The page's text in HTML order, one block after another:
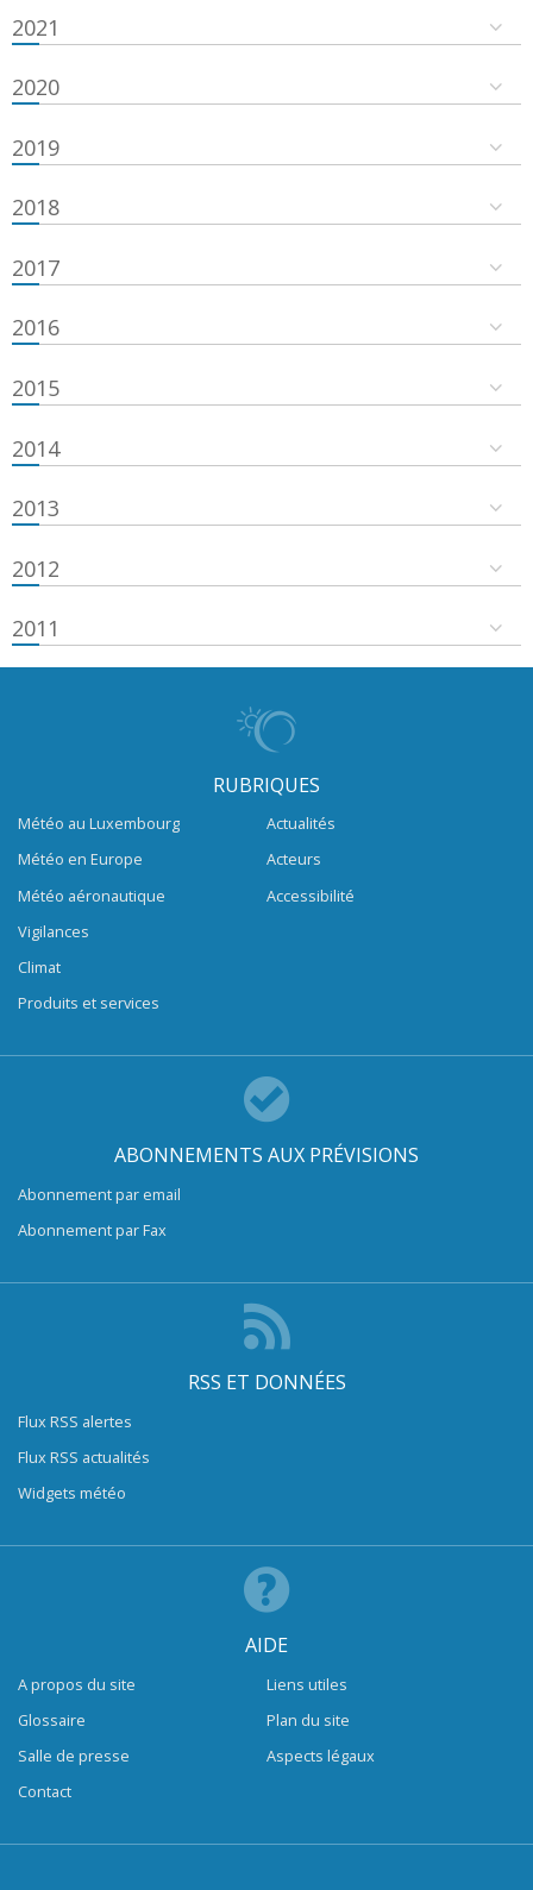
2021
2020
2019
2018
2017
2016
2015
2014
2013
2012
2011
RUBRIQUES
Météo au Luxembourg
Météo en Europe
Météo aéronautique
Vigilances
Climat
Produits et services
Actualités
Acteurs
Accessibilité
ABONNEMENTS AUX PRÉVISIONS
Abonnement par email
Abonnement par Fax
RSS ET DONNÉES
Flux RSS alertes
Flux RSS actualités
Widgets météo
AIDE
A propos du site
Glossaire
Salle de presse
Contact
Liens utiles
Plan du site
Aspects légaux